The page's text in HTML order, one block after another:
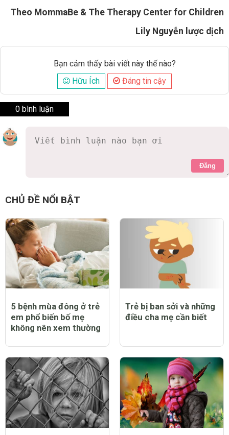
Theo MommaBe & The Therapy Center for Children
Lily Nguyễn lược dịch
Bạn cảm thấy bài viết này thế nào?
Hữu Ích
Đáng tin cậy
0 bình luận
Đăng
CHỦ ĐỀ NỔI BẬT
5 bệnh mùa đông ở trẻ
em phổ biến bố mẹ
không nên xem thường
Trẻ bị ban sởi và những
điều cha mẹ cần biết